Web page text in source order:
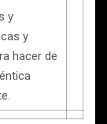
y
y
hacer de